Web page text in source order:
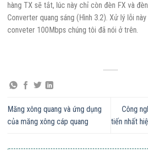
hàng TX sẽ tắt, lúc này chỉ còn đèn FX và
Converter quang sáng (Hình 3.2). Xử lý lỗi
conveter 100Mbps chúng tôi đã nói ở trên.
Măng xông quang và ứng dụng
của măng xông cáp quang
Công
tiến nhất